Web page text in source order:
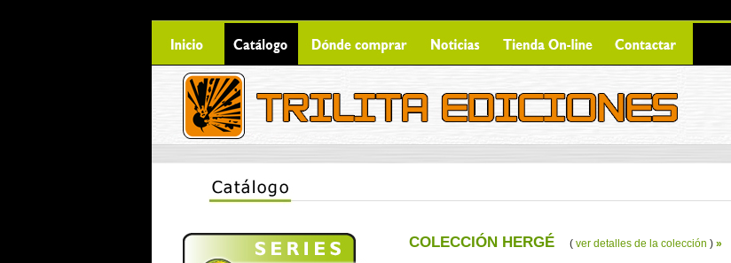
COLECCIÓN HERGÉ ( ver detalles de la colección ) »